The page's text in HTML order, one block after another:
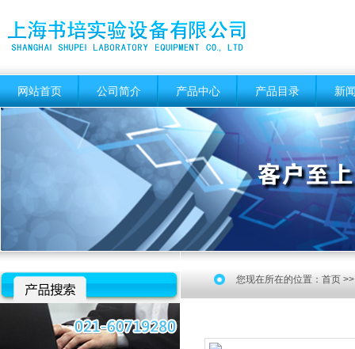
网站首页 公司简介 产品中心 产品目录 新
您现在所在的位置： 首页